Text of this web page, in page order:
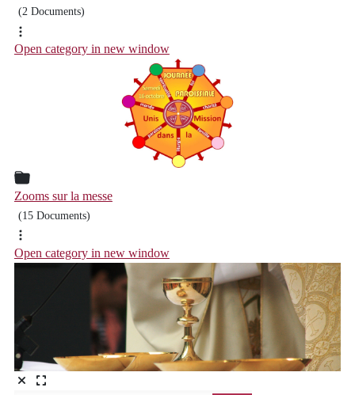
(2 Documents)
Open category in new window
Zooms sur la messe
(15 Documents)
Open category in new window